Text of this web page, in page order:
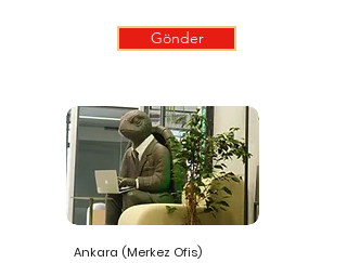
Gönder
Ankara (Merkez Ofis)